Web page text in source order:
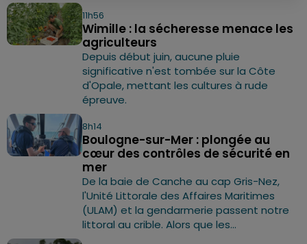
11h56
Wimille : la sécheresse menace les
agriculteurs
Depuis début juin, aucune pluie
significative n'est tombée sur la Côte
d'Opale, mettant les cultures à rude
épreuve.
8h14
Boulogne-sur-Mer : plongée au
cœur des contrôles de sécurité en
mer
De la baie de Canche au cap Gris-Nez,
l'Unité Littorale des Affaires Maritimes
(ULAM) et la gendarmerie passent notre
littoral au crible. Alors que les...